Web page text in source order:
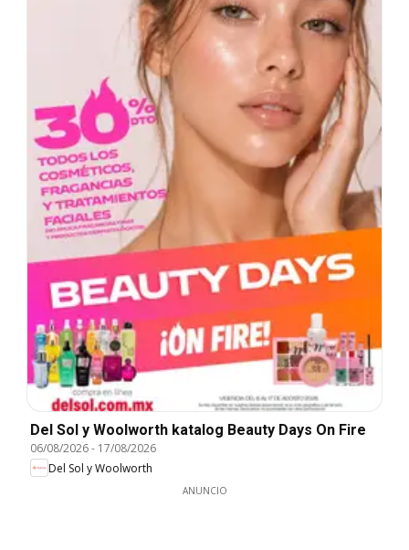
Del Sol y Woolworth katalog Beauty Days On Fire
06/08/2026- 17/08/2026
Del Sol y Woolworth
ANUNCIO